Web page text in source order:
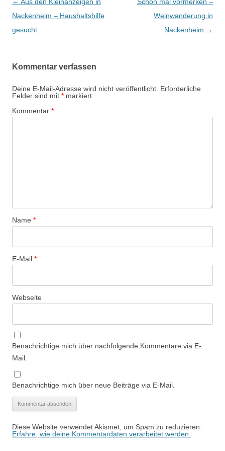
Navigation
Nackenheim – Haushaltshilfe
gesucht
Weinwanderung in
Nackenheim →
Kommentar verfassen
Deine E-Mail-Adresse wird nicht veröffentlicht. Erforderliche
Felder sind mit * markiert
Kommentar *
Name *
E-Mail *
Webseite
Benachrichtige mich über nachfolgende Kommentare via E-
Mail.
Benachrichtige mich über neue Beiträge via E-Mail.
Diese Website verwendet Akismet, um Spam zu reduzieren.
Erfahre, wie deine Kommentardaten verarbeitet werden.